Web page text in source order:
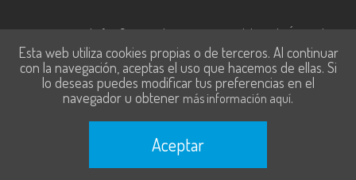
Este contenido fue financiado con recursos del Fondo Único de
Tecnologías de la Información y las Comunicaciones de MinTic.
Esta web utiliza cookies propias o de terceros. Al continuar
con la navegación, aceptas el uso que hacemos de ellas. Si
lo deseas puedes modificar tus preferencias en el
navegador u obtener más información aquí.
Aceptar